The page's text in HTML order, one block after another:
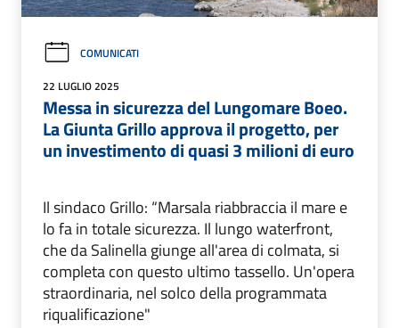
COMUNICATI
22 LUGLIO 2025
Messa in sicurezza del Lungomare Boeo.
La Giunta Grillo approva il progetto, per
un investimento di quasi 3 milioni di euro
Il sindaco Grillo: “Marsala riabbraccia il mare e
lo fa in totale sicurezza. Il lungo waterfront,
che da Salinella giunge all'area di colmata, si
completa con questo ultimo tassello. Un'opera
straordinaria, nel solco della programmata
riqualificazione"